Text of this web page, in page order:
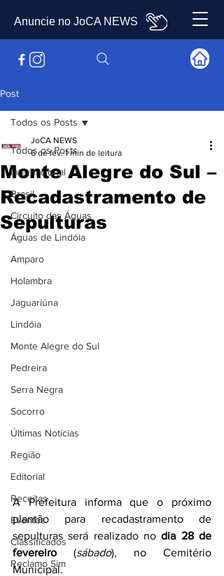
Anuncie no JoCA NEWS
Post
Todos os Posts
Internacional
Brasil
Circuito das Águas
Águas de Lindóia
Amparo
Holambra
Jaguariúna
Lindóia
Monte Alegre do Sul
Pedreira
Serra Negra
Socorro
Últimas Notícias
Região
Editorial
Receitas
Eventos
Classificados
Reclamo Sim
Todos os Posts
Monte Alegre do Sul –
Recadastramento de
Sepulturas
JoCA NEWS
6 de fev. 1 min de leitura
A Prefeitura informa que o próximo
plantão para recadastramento de
sepulturas será realizado no dia 28 de
fevereiro (sábado), no Cemitério
Municipal.